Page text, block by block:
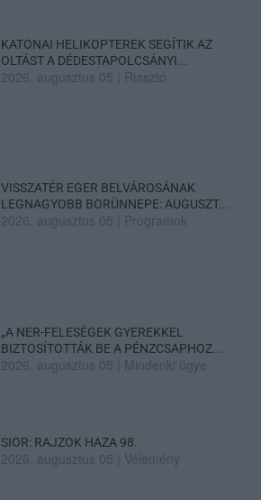
KATONAI HELIKOPTEREK SEGÍTIK AZ
OLTÁST A DÉDESTAPOLCSÁNYI...
2026. augusztus 05 Riasztó
VISSZATÉR EGER BELVÁROSÁNAK
LEGNAGYOBB BORÜNNEPE: AUGUSZT...
2026. augusztus 05 Programok
„A NER-FELESÉGEK GYEREKKEL
BIZTOSÍTOTTÁK BE A PÉNZCSAPHOZ...
2026. augusztus 05 Mindenki ügye
SIOR: RAJZOK HAZA 98.
2026. augusztus 05 Vélemény